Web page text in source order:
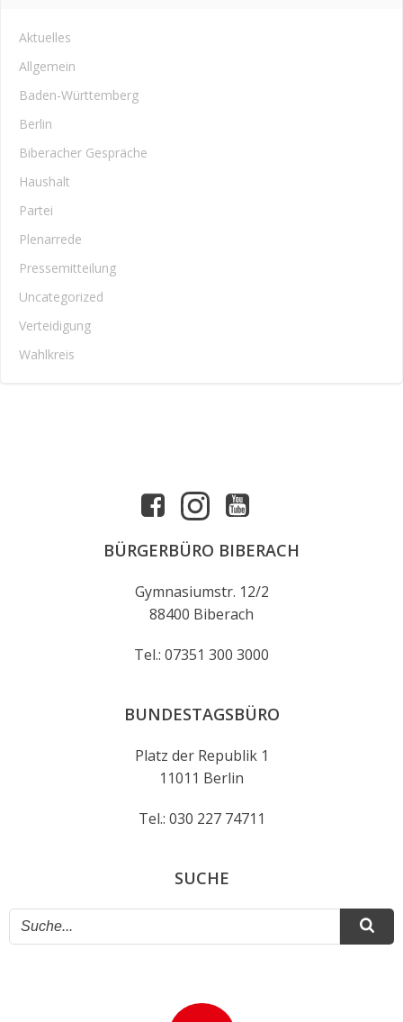
Aktuelles
Allgemein
Baden-Württemberg
Berlin
Biberacher Gespräche
Haushalt
Partei
Plenarrede
Pressemitteilung
Uncategorized
Verteidigung
Wahlkreis
BÜRGERBÜRO BIBERACH
Gymnasiumstr. 12/2
88400 Biberach
Tel.: 07351 300 3000
BUNDESTAGSBÜRO
Platz der Republik 1
11011 Berlin
Tel.: 030 227 74711
SUCHE